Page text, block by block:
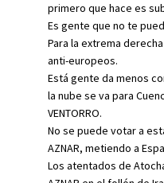
primero que hace es
Es gente que no te
Para la extrema
anti-europeos.
Está gente da menos
la nube se va para
VENTORRO.
No se puede votar a
AZNAR, metiendo a
Los atentados de